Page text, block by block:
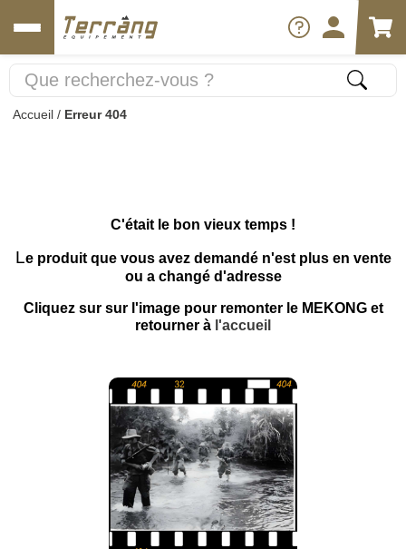
Accueil / Erreur 404
C'était le bon vieux temps !
Le produit que vous avez demandé n'est plus en vente
ou a changé d'adresse
Cliquez sur sur l'image pour remonter le MEKONG et
retourner à l'accueil